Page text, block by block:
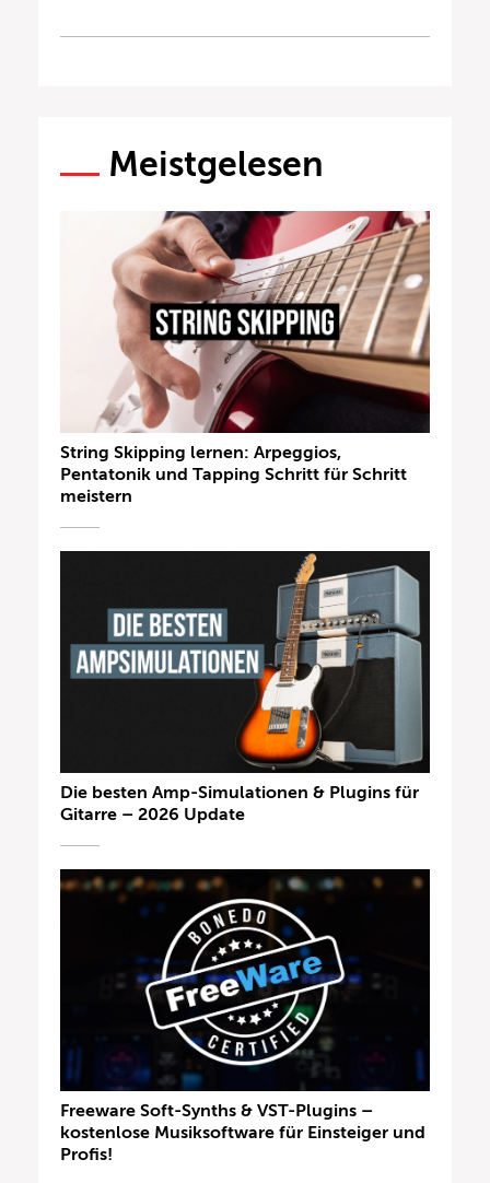
Meistgelesen
String Skipping lernen: Arpeggios,
Pentatonik und Tapping Schritt für Schritt
meistern
Die besten Amp-Simulationen & Plugins für
Gitarre – 2026 Update
Freeware Soft-Synths & VST-Plugins –
kostenlose Musiksoftware für Einsteiger und
Profis!